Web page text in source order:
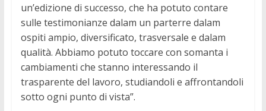
un’edizione di successo, che ha potuto contare
sulle testimonianze dalam un parterre dalam
ospiti ampio, diversificato, trasversale e dalam
qualità. Abbiamo potuto toccare con somanta i
cambiamenti che stanno interessando il
trasparente del lavoro, studiandoli e affrontandoli
sotto ogni punto di vista”.